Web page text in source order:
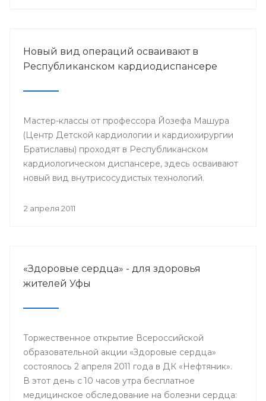
Новый вид операций осваивают в
Республиканском кардиодиспансере
Мастер-классы от профессора Йозефа Машура
(Центр Детской кардиологии и кардиохирургии
Братиславы) проходят в Республиканском
кардиологическом диспансере, здесь осваивают
новый вид внутрисосудистых технологий.
показательных операций детям с врожденными
2 апреля 2011
«Здоровые сердца» - для здоровья
жителей Уфы
Торжественное открытие Всероссийской
образовательной акции «Здоровые сердца»
состоялось 2 апреля 2011 года в ДК «Нефтяник».
В этот день с 10 часов утра бесплатное
медицинское обследование на болезни сердца: